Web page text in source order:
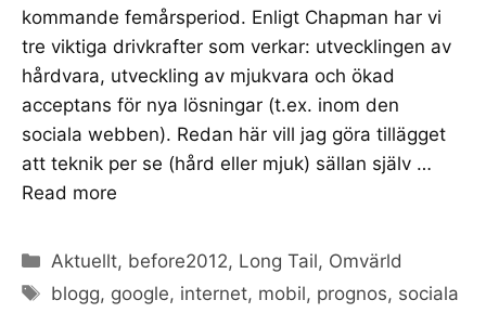
kommande femårsperiod. Enligt Chapman har vi
tre viktiga drivkrafter som verkar: utvecklingen av
hårdvara, utveckling av mjukvara och ökad
acceptans för nya lösningar (t.ex. inom den
sociala webben). Redan här vill jag göra tillägget
att teknik per se (hård eller mjuk) sällan själv …
Read more
Categories
Aktuellt, before2012, Long Tail, Omvärld
Tags
blogg, google, internet, mobil, prognos, sociala